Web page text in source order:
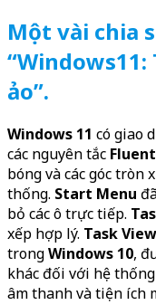
Một vài chia
ảo”.
Windows 11 có giao
các nguyên tắc
bóng và các góc
thống. Start Menu
bỏ các ô trực tiếp.
xếp hợp lý. Task View
trongWindows 10,
khác đối với hệ
âm thanh và tiện ích